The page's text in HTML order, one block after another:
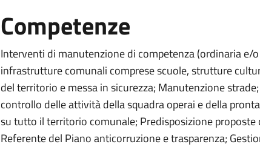
Competenze
Interventi di manutenzione di competenza (ordinaria
infrastrutture comunali comprese scuole, strutture
del territorio e messa in sicurezza; Manutenzione
controllo delle attività della squadra operai e della
su tutto il territorio comunale; Predisposizione
Referente del Piano anticorruzione e trasparenza;